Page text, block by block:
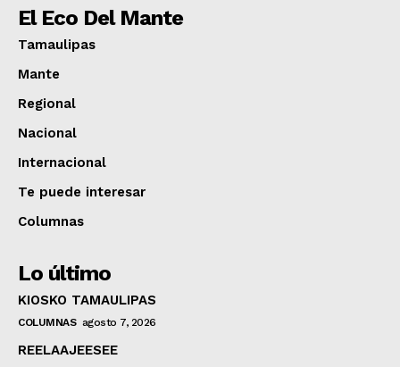
El Eco Del Mante
Tamaulipas
Mante
Regional
Nacional
Internacional
Te puede interesar
Columnas
Lo último
KIOSKO TAMAULIPAS
COLUMNAS agosto 7, 2026
REELAAJEESEE